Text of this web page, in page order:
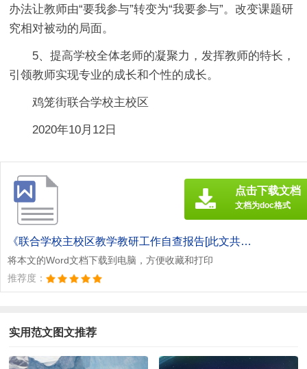
办法让教师由“要我参与”转变为“我要参与”。改变课题研
究相对被动的局面。
5、提高学校全体老师的凝聚力，发挥教师的特长，
引领教师实现专业的成长和个性的成长。
鸡笼街联合学校主校区
2020年10月12日
《联合学校主校区教学教研工作自查报告[此文共1689字].doc》
将本文的Word文档下载到电脑，方便收藏和打印
推荐度：
点击下载文档
文档为doc格式
实用范文图文推荐